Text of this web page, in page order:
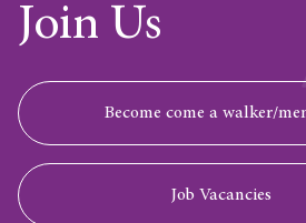
Join Us
Become come a walker/
Job Vacancies